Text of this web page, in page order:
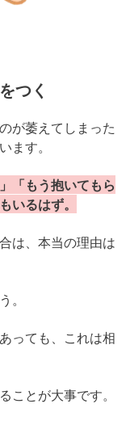
つく
が萎えてしまった
ます。
「もう抱いてもら
いるはず。
は、本当の理由は
。
っても、これは相
ことが大事です。